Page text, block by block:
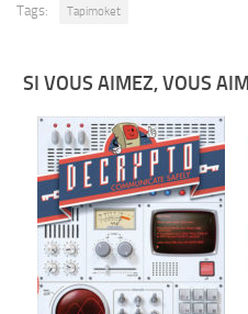
Tags: Tapimoket
SI VOUS AIMEZ, VOUS